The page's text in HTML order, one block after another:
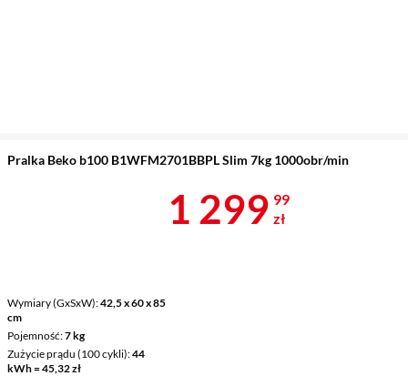
Pralka Beko b100 B1WFM2701BBPL Slim 7kg 1000obr/min
Wymiary (GxSxW) 42,5 x 60 x 85
cm
Pojemność 7 kg
Zużycie prądu (100 cykli) 44
kWh = 45,32 zł
Cena 1
1 299 99
zł